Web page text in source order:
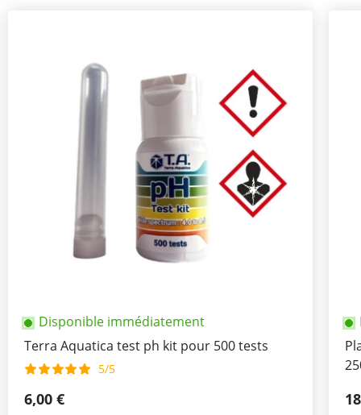
Disponible immédiatement
Terra Aquatica test ph kit pour 500 tests
5/5
6,00 €